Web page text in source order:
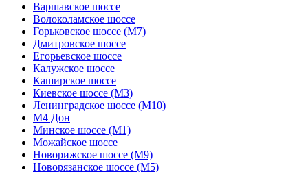
Варшавское шоссе
Волоколамское шоссе
Горьковское шоссе (М7)
Дмитровское шоссе
Егорьевское шоссе
Калужское шоссе
Каширское шоссе
Киевское шоссе (М3)
Ленинградское шоссе (М10)
М4 Дон
Минское шоссе (М1)
Можайское шоссе
Новорижское шоссе (М9)
Новорязанское шоссе (М5)